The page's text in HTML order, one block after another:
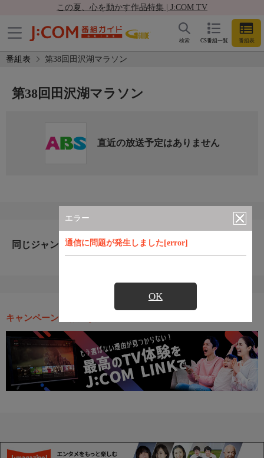
この夏、心を動かす作品特集 | J:COM TV
CS番組一覧 番組表
検索
番組表 第38回田沢湖マラソン
エラー
通信に問題が発生しました[error]
OK
第38回田沢湖マラソン
直近の放送予定はありません
同じジャンルのおすすめ番組
キャンペーン・お得な情報